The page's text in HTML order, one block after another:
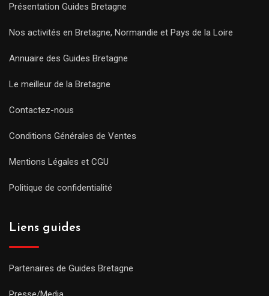
Présentation Guides Bretagne
Nos activités en Bretagne, Normandie et Pays de la Loire
Annuaire des Guides Bretagne
Le meilleur de la Bretagne
Contactez-nous
Conditions Générales de Ventes
Mentions Légales et CGU
Politique de confidentialité
Liens guides
Partenaires de Guides Bretagne